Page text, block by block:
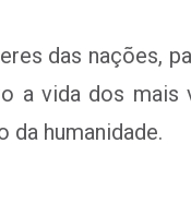
das nações,
a vida dos mais
da humanidade.